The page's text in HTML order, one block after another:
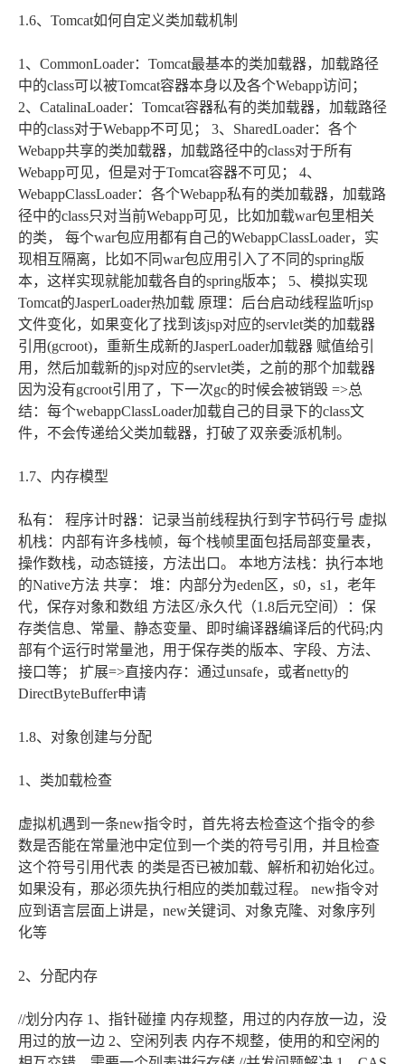
1.6、Tomcat如何自定义类加载机制
1、CommonLoader：Tomcat最基本的类加载器，加载路径
中的class可以被Tomcat容器本身以及各个Webapp访问；
2、CatalinaLoader：Tomcat容器私有的类加载器，加载路径
中的class对于Webapp不可见； 3、SharedLoader：各个
Webapp共享的类加载器，加载路径中的class对于所有
Webapp可见，但是对于Tomcat容器不可见； 4、
WebappClassLoader：各个Webapp私有的类加载器，加载路
径中的class只对当前Webapp可见，比如加载war包里相关
的类， 每个war包应用都有自己的WebappClassLoader，实
现相互隔离，比如不同war包应用引入了不同的spring版
本，这样实现就能加载各自的spring版本； 5、模拟实现
Tomcat的JasperLoader热加载 原理：后台启动线程监听jsp
文件变化，如果变化了找到该jsp对应的servlet类的加载器
引用(gcroot)，重新生成新的JasperLoader加载器 赋值给引
用，然后加载新的jsp对应的servlet类，之前的那个加载器
因为没有gcroot引用了，下一次gc的时候会被销毁 =>总
结：每个webappClassLoader加载自己的目录下的class文
件，不会传递给父类加载器，打破了双亲委派机制。
1.7、内存模型
私有： 程序计时器：记录当前线程执行到字节码行号 虚拟
机栈：内部有许多栈帧，每个栈帧里面包括局部变量表，
操作数栈，动态链接，方法出口。 本地方法栈：执行本地
的Native方法 共享： 堆：内部分为eden区，s0，s1，老年
代，保存对象和数组 方法区/永久代（1.8后元空间）：保
存类信息、常量、静态变量、即时编译器编译后的代码;内
部有个运行时常量池，用于保存类的版本、字段、方法、
接口等； 扩展=>直接内存：通过unsafe，或者netty的
DirectByteBuffer申请
1.8、对象创建与分配
1、类加载检查
虚拟机遇到一条new指令时，首先将去检查这个指令的参
数是否能在常量池中定位到一个类的符号引用，并且检查
这个符号引用代表 的类是否已被加载、解析和初始化过。
如果没有，那必须先执行相应的类加载过程。 new指令对
应到语言层面上讲是，new关键词、对象克隆、对象序列
化等
2、分配内存
//划分内存 1、指针碰撞 内存规整，用过的内存放一边，没
用过的放一边 2、空闲列表 内存不规整，使用的和空闲的